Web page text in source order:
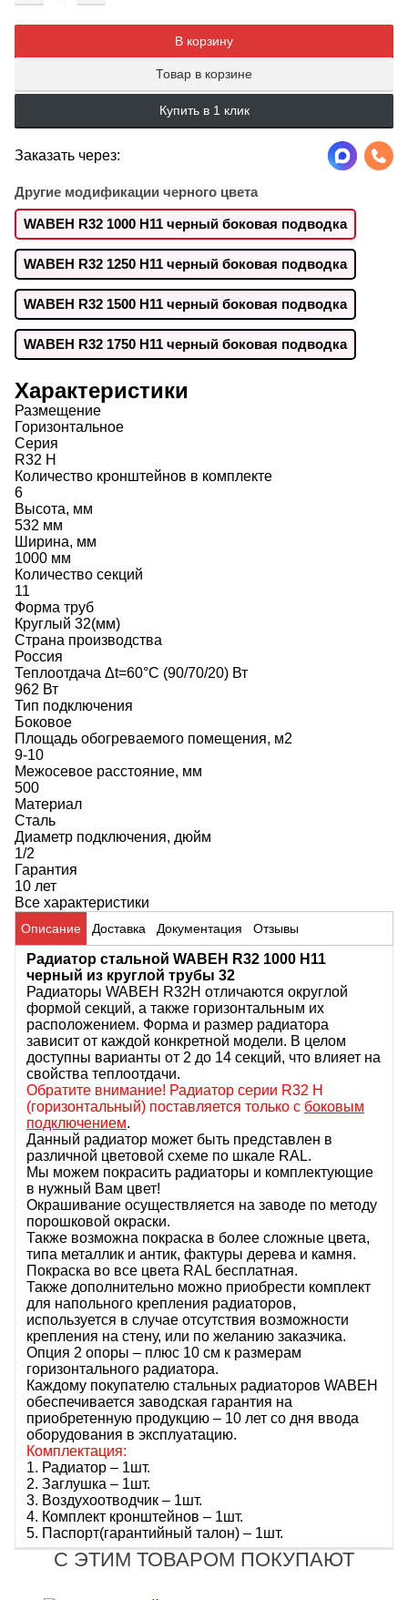
В корзину
Товар в корзине
Купить в 1 клик
Заказать через:
Другие модификации черного цвета
WABEH R32 1000 H11 черный боковая подводка
WABEH R32 1250 H11 черный боковая подводка
WABEH R32 1500 H11 черный боковая подводка
WABEH R32 1750 H11 черный боковая подводка
Характеристики
Размещение
Горизонтальное
Серия
R32 H
Количество кронштейнов в комплекте
6
Высота, мм
532 мм
Ширина, мм
1000 мм
Количество секций
11
Форма труб
Круглый 32(мм)
Страна производства
Россия
Теплоотдача Δt=60°C (90/70/20) Вт
962 Вт
Тип подключения
Боковое
Площадь обогреваемого помещения, м2
9-10
Межосевое расстояние, мм
500
Материал
Сталь
Диаметр подключения, дюйм
1/2
Гарантия
10 лет
Все характеристики
Описание Доставка Документация Отзывы
Радиатор стальной WABEH R32 1000 H11
черный из круглой трубы 32
Радиаторы WABEH R32H отличаются округлой
формой секций, а также горизонтальным их
расположением. Форма и размер радиатора
зависит от каждой конкретной модели. В целом
доступны варианты от 2 до 14 секций, что влияет на
свойства теплоотдачи.
Обратите внимание! Радиатор серии R32 H
(горизонтальный) поставляется только с боковым
подключением.
Данный радиатор может быть представлен в
различной цветовой схеме по шкале RAL.
Мы можем покрасить радиаторы и комплектующие
в нужный Вам цвет!
Окрашивание осуществляется на заводе по методу
порошковой окраски.
Также возможна покраска в более сложные цвета,
типа металлик и антик, фактуры дерева и камня.
Покраска во все цвета RAL бесплатная.
Также дополнительно можно приобрести комплект
для напольного крепления радиаторов,
используется в случае отсутствия возможности
крепления на стену, или по желанию заказчика.
Опция 2 опоры – плюс 10 см к размерам
горизонтального радиатора.
Каждому покупателю стальных радиаторов WABEH
обеспечивается заводская гарантия на
приобретенную продукцию – 10 лет со дня ввода
оборудования в эксплуатацию.
Комплектация:
1. Радиатор – 1шт.
2. Заглушка – 1шт.
3. Воздухоотводчик – 1шт.
4. Комплект кронштейнов – 1шт.
5. Паспорт(гарантийный талон) – 1шт.
С ЭТИМ ТОВАРОМ ПОКУПАЮТ